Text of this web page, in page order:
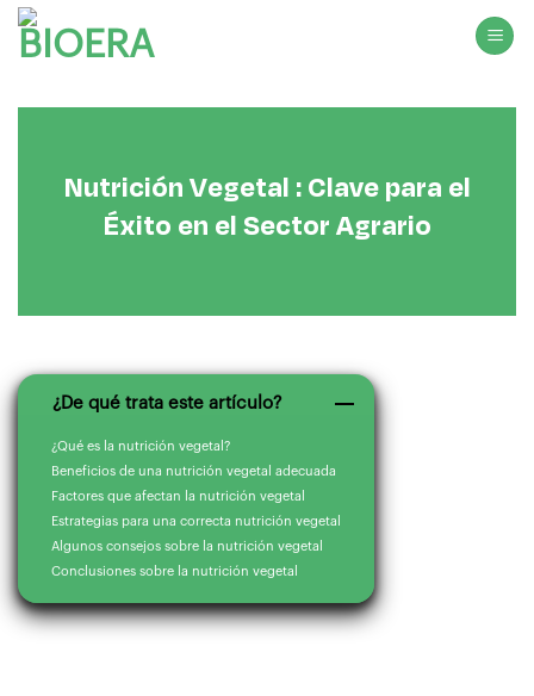
Saltar
Nutrición Vegetal : Clave para el
Éxito en el Sector Agrario
¿De qué trata este artículo?
¿Qué es la nutrición vegetal?
Beneficios de una nutrición vegetal adecuada
Factores que afectan la nutrición vegetal
Estrategias para una correcta nutrición vegetal
Algunos consejos sobre la nutrición vegetal
Conclusiones sobre la nutrición vegetal